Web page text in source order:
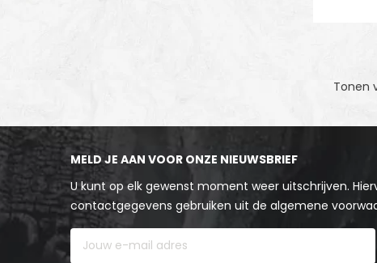
Tonen
MELD JE AAN VOOR ONZE NIEUWSBRIEF
U kunt op elk gewenst moment weer uitschrijven.
contactgegevens gebruiken uit de algemene